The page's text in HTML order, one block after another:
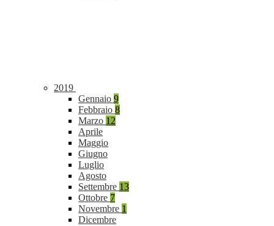
2019
Gennaio 9
Febbraio 8
Marzo 12
Aprile
Maggio
Giugno
Luglio
Agosto
Settembre 13
Ottobre 7
Novembre 1
Dicembre